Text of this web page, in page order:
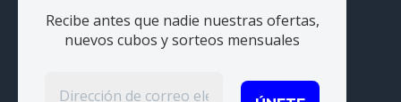
Recibe antes que nadie nuestras ofertas,
nuevos cubos y sorteos mensuales